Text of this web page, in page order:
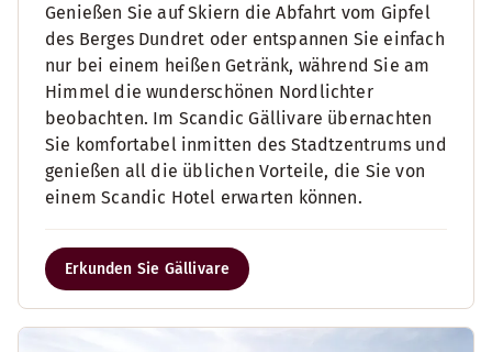
Genießen Sie auf Skiern die Abfahrt vom Gipfel
des Berges Dundret oder entspannen Sie einfach
nur bei einem heißen Getränk, während Sie am
Himmel die wunderschönen Nordlichter
beobachten. Im Scandic Gällivare übernachten
Sie komfortabel inmitten des Stadtzentrums und
genießen all die üblichen Vorteile, die Sie von
einem Scandic Hotel erwarten können.
Erkunden Sie Gällivare